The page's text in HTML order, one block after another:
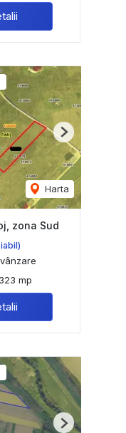
Harta
Next
zona Sud
mp
Next